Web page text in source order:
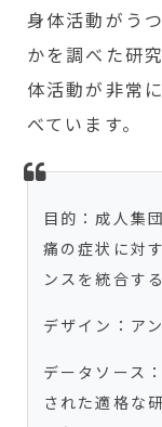
身体活動がう
かを調べた研
体活動が非常
べています。
目的：成人集
痛の症状に対
ンスを統合す
デザイン：ア
データソース
された適格な